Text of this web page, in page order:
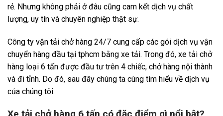
rẻ. Nhưng không phải ở đâu cũng cam kết dịch vụ chất
lượng, uy tín và chuyên nghiệp thật sự.
Công ty vận tải chở hàng 24/7 cung cấp các gói dịch vụ vận
chuyển hàng đầu tại tphcm bằng xe tải. Trong đó, xe tải chở
hàng loại 6 tấn được đầu tư trên 4 chiếc, chở hàng nội thành
và đi tỉnh. Do đó, sau đây chúng ta cùng tìm hiểu về dịch vụ
của chúng tôi.